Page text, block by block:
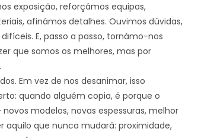
exposição, reforçámos equipas,
afinámos detalhes. Ouvimos dúvidas,
E, passo a passo, tornámo-nos
que somos os melhores, mas por
Em vez de nos desanimar, isso
quando alguém copia, é porque o
modelos, novas espessuras, melhor
que nunca mudará: proximidade,